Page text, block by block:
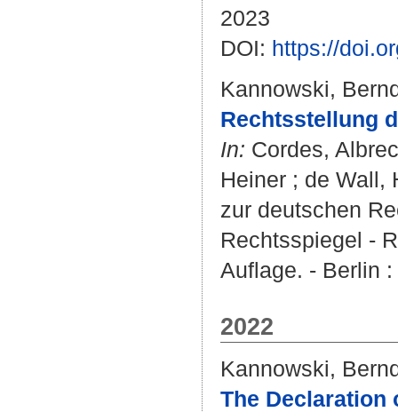
2023
DOI: https://
Kannowski,
Rechtsstellung
In: Cordes,
Heiner ; de Wall,
zur deutschen
Rechtsspiegel -
Auflage. - Berlin
2022
Kannowski,
The Declaration